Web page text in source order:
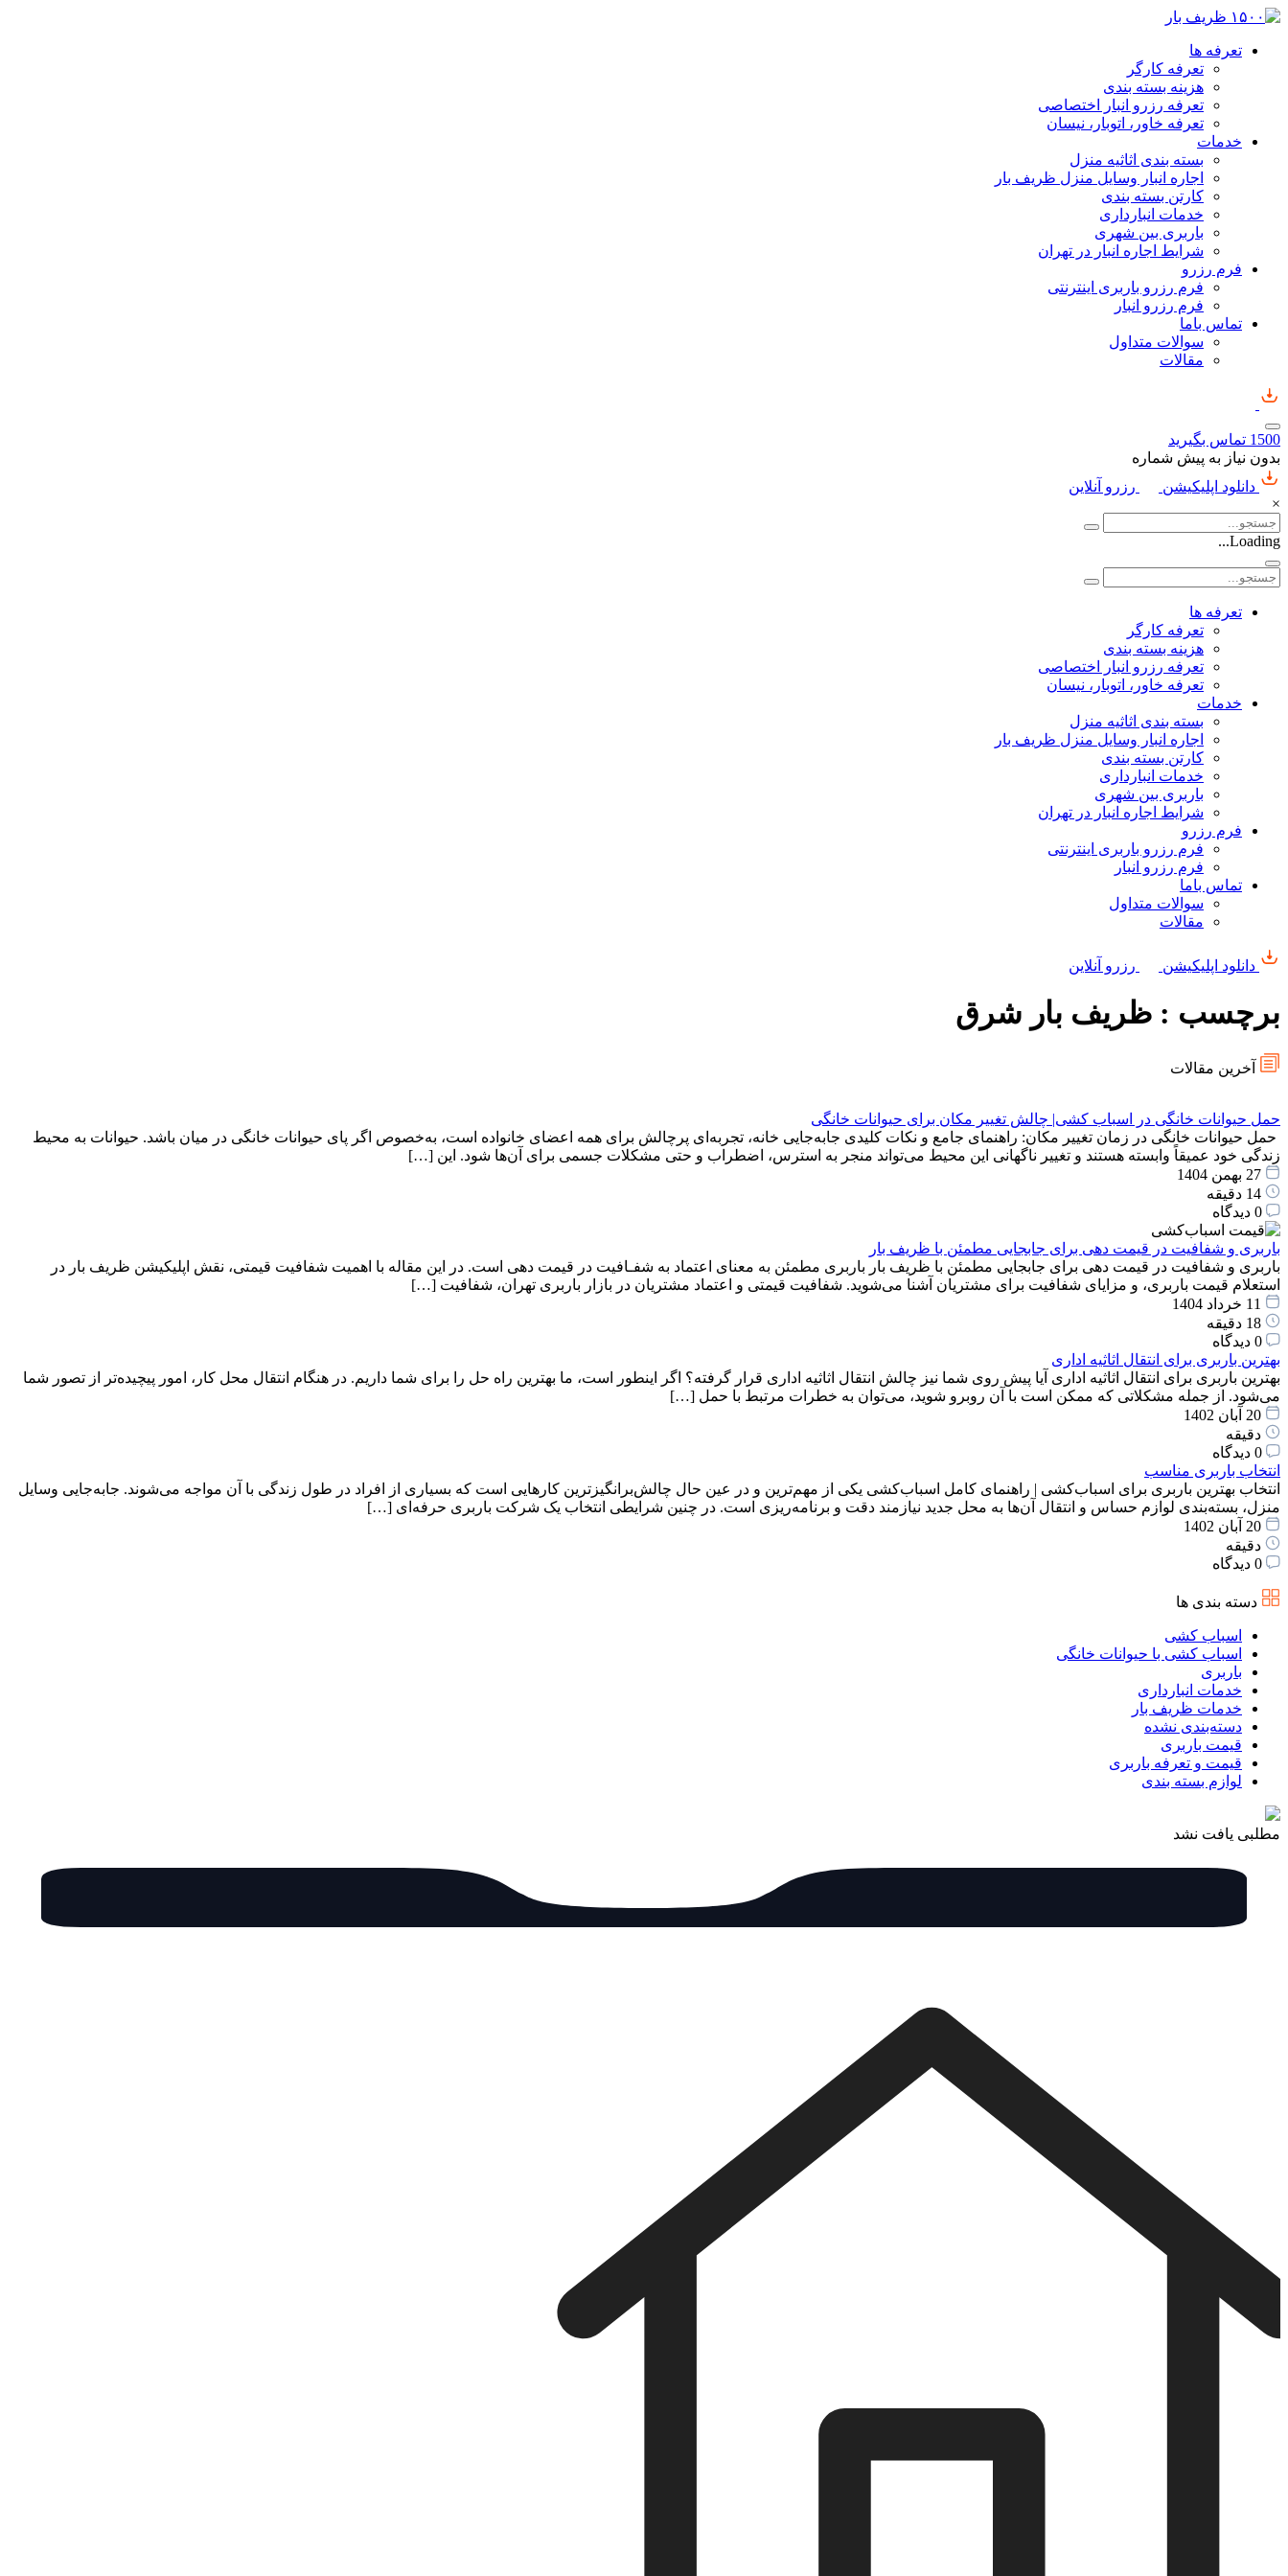
تعرفه ها
تعرفه کارگر
هزینه بسته بندی
تعرفه رزرو انبار اختصاصی
تعرفه خاور، اتوبار، نیسان
خدمات
بسته بندی اثاثیه منزل
اجاره انبار وسایل منزل ظریف بار
کارتن بسته بندی
خدمات انبارداری
باربری بین شهری
شرایط اجاره انبار در تهران
فرم رزرو
فرم رزرو باربری اینترنتی
فرم رزرو انبار
تماس باما
سوالات متداول
مقالات
1500 تماس بگیرید
بدون نیاز به پیش شماره
دانلود اپلیکیشن
رزرو آنلاین
×
Loading...
تعرفه ها
تعرفه کارگر
هزینه بسته بندی
تعرفه رزرو انبار اختصاصی
تعرفه خاور، اتوبار، نیسان
خدمات
بسته بندی اثاثیه منزل
اجاره انبار وسایل منزل ظریف بار
کارتن بسته بندی
خدمات انبارداری
باربری بین شهری
شرایط اجاره انبار در تهران
فرم رزرو
فرم رزرو باربری اینترنتی
فرم رزرو انبار
تماس باما
سوالات متداول
مقالات
دانلود اپلیکیشن رزرو آنلاین
برچسب : ظریف بار شرق
آخرین مقالات
حمل حیوانات خانگی در اسباب کشی| چالش تغییر مکان برای حیوانات خانگی
حمل حیوانات خانگی در زمان تغییر مکان: راهنمای جامع و نکات کلیدی جابه‌جایی خانه، تجربه‌ای پرچالش برای همه اعضای خانواده است، به‌خصوص اگر پای حیوانات خانگی در میان باشد. حیوانات به محیط
زندگی خود عمیقاً وابسته هستند و تغییر ناگهانی این محیط می‌تواند منجر به استرس، اضطراب و حتی مشکلات جسمی برای آن‌ها شود. این […]
27 بهمن 1404
14 دقیقه
0 دیدگاه
باربری و شفافیت در قیمت دهی برای جابجایی مطمئن با ظریف بار
باربری و شفافیت در قیمت دهی برای جابجایی مطمئن با ظریف بار باربری مطمئن به معنای اعتماد به شفـافیت در قیمت دهی است. در این مقاله با اهمیت شفافیت قیمتی، نقش اپلیکیشن ظریف بار در
استعلام قیمت باربری، و مزایای شفافیت برای مشتریان آشنا می‌شوید. شفافیت قیمتی و اعتماد مشتریان در بازار باربری تهران، شفافیت […]
11 خرداد 1404
18 دقیقه
0 دیدگاه
بهترین باربری برای انتقال اثاثیه اداری
بهترین باربری برای انتقال اثاثیه اداری آیا پیش روی شما نیز چالش انتقال اثاثیه اداری قرار گرفته؟ اگر اینطور است، ما بهترین راه حل را برای شما داریم. در هنگام انتقال محل کار، امور پیچیده‌تر از تصور شما
می‌شود. از جمله مشکلاتی که ممکن است با آن روبرو شوید، می‌توان به خطرات مرتبط با حمل […]
20 آبان 1402
دقیقه
0 دیدگاه
انتخاب باربری مناسب
انتخاب بهترین باربری برای اسباب‌کشی | راهنمای کامل اسباب‌کشی یکی از مهم‌ترین و در عین حال چالش‌برانگیزترین کارهایی است که بسیاری از افراد در طول زندگی با آن مواجه می‌شوند. جابه‌جایی وسایل
منزل، بسته‌بندی لوازم حساس و انتقال آن‌ها به محل جدید نیازمند دقت و برنامه‌ریزی است. در چنین شرایطی انتخاب یک شرکت باربری حرفه‌ای […]
20 آبان 1402
دقیقه
0 دیدگاه
دسته بندی ها
اسباب کشی
اسباب کشی با حیوانات خانگی
باربری
خدمات انبارداری
خدمات ظریف بار
دسته‌بندی نشده
قیمت باربری
قیمت و تعرفه باربری
لوازم بسته بندی
مطلبی یافت نشد